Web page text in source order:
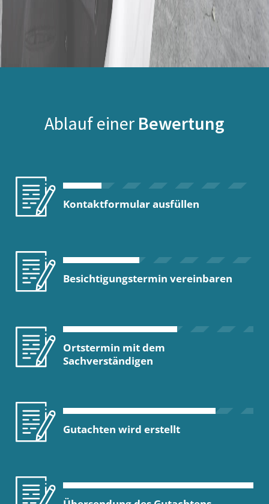
Ablauf einer Bewertung
Kontaktformular ausfüllen
Besichtigungstermin vereinbaren
Ortstermin mit dem
Sachverständigen
Gutachten wird erstellt